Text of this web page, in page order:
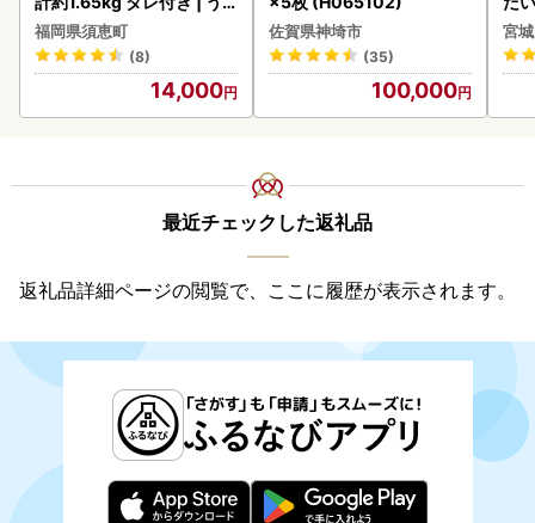
なぎ蒲焼
福岡県須恵町
(8)
14,000
佐賀県神埼市
(35)
100,000
6ロ
宮
最近チェックした返礼品
返礼品詳細ページの閲覧で、ここに履歴が表示されます。